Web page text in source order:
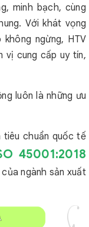
minh bạch, cùng
Với khát vọng
ngừng, HTV
vị cung cấp uy tín,
luôn là những ưu
chuẩn quốc tế
45001:2018
ngành sản xuất